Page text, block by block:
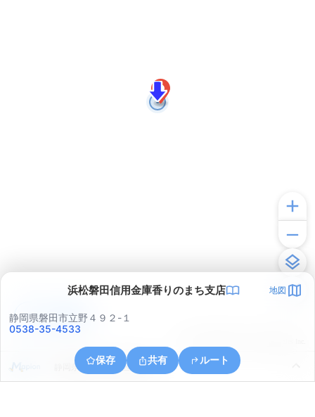
浜松磐田信用金庫香りのまち支店 地図
静岡県磐田市立野４９２-１
0538-35-4533
保存 共有 ルート
静岡県浜松市中央区国吉町
アプリで見る